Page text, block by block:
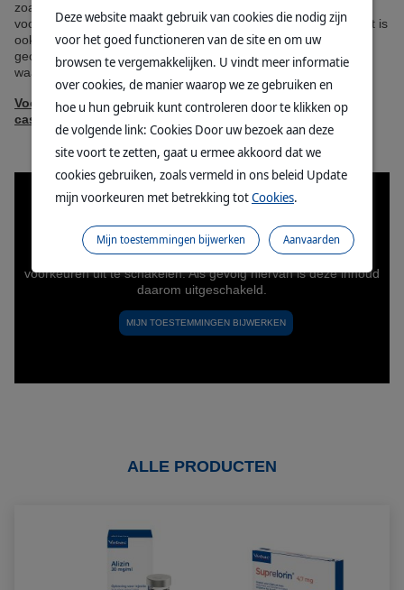
zoals de invloed van een castratie op een chronische
voorhuidontsteking of op een (seksueel) gedragsprobleem. Het is
ook geschikt voor honden die om bepaalde redenen niet
geopereerd kunnen of mogen worden. En natuurlijk in gevallen
waarbij slechts een tijdelijke onvruchtbaarheid gewenst is.
Voor meer informatie over medische of chirurgische
castratie, kijk op www.nietcastreren.nl
ALLE PRODUCTEN
Deze website maakt gebruik van cookies die nodig zijn
voor het goed functioneren van de site en om uw
browsen te vergemakkelijken. U vindt meer informatie
over cookies, de manier waarop we ze gebruiken en
hoe u hun gebruik kunt controleren door te klikken op
de volgende link: Cookies Door uw bezoek aan deze
site voort te zetten, gaat u ermee akkoord dat we
cookies gebruiken, zoals vermeld in ons beleid Update
mijn voorkeuren met betrekking totCookies.
Aanvaarden
Mijn toestemmingen bijwerken